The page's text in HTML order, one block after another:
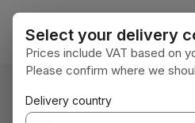
Przejdź do głównej zawartości
Jesteś tutaj: Home
Farby i lakiery
Select your delivery
Prices include VAT based on
Please confirm where we
Delivery country